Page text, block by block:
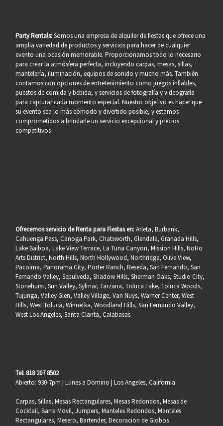
Party Rentals:Somos una empresa de alquiler de fiestas que ofrece una
amplia variedad de productos y servicios para hacer de cualquier
evento una ocasión memorable. Proporcionamos todo lo necesario
para crear la atmósfera perfecta, incluyendo carpas, mesas, sillas,
mantelería, iluminación, equipos de sonido y mucho más. También
contamos con opciones de entretenimiento como juegos inflables,
puestos de comida y bebida, y servicios de fotografía y videografía
para capturar cada momento especial. Nuestro objetivo es hacer que
su evento sea lo más cómodo y divertido posible, y estamos
comprometidos a brindarle un servicio excepcional y precios
competitivos
Ofrecemos servicio de Renta para Fiestas en:Arleta, Burbank,
Cahuenga Pass, Canoga Park, Chatsworth, Glendale, Granada Hills,
Lake Balboa, Lake View Terrace, La Tuna Canyon, Mission Hills, NoHo
Arts District, North Hills, North Hollywood, Northridge, Olive View,
Pacoima, Panorama City, Porter Ranch, Reseda, San Fernando, San
Fernando Valley, Sepulveda, Shadow Hills, Sherman Oaks, Studio City,
Stonehurst, Sun Valley, Sylmar, Tarzana, Toluca Lake, Toluca Woods,
Tujunga, Valley Glen, Valley Village, Van Nuys, Warner Center, West
Hills, West Toluca, Winnetka, Woodland Hills, San Fernando Valley,
West Los Angeles, Santa Clarita, Calabasas
Tel: 818 207 8502
Abierto: 930-7pm | Lunes a Domino | Los Angeles, California
Carpas, Sillas, Mesas Rectangulares, Mesas Redondos, Mesas de
Cocktail, Barra Movil, Jumpers, Manteles Redondos, Manteles
Rectangulares, Mesero, Bartender, Decoracion de Globos